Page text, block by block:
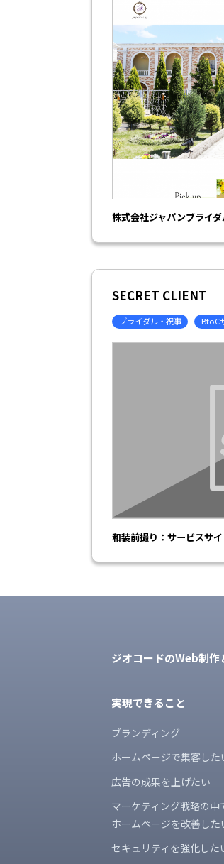
株式会社ジャパンブライ
SECRET CLIENT
ブライダル・祝事 BtoC
和装前撮り：サービスサ
ジオコードのWeb制作
実現できること
ブランディング
ホームページで集客した
広告の成果を上げたい
マーケティング戦略の中
ホームページを改善した
セキュリティを強化した